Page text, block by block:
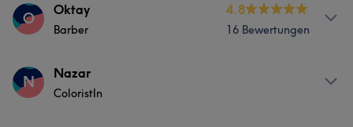
Services
O Oktay
Barber
4.8
16 Bewertungen
Services
N Nazar
ColoristIn